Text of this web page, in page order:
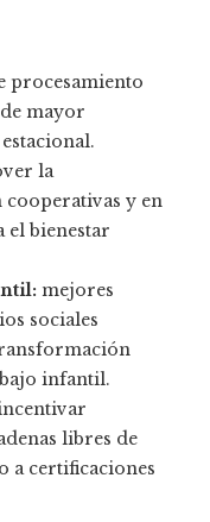
procesamiento
mayor
la
y en
el bienestar
mejores
sociales
infantil.
libres de
a certificaciones